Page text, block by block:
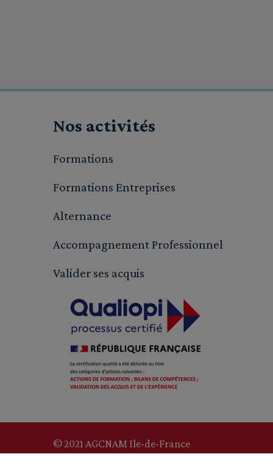
Nos activités
Formations
Formations Entreprises
Alternance
Accompagnement Professionnel
Valider ses acquis
© 2021 AGCNAM Ile-de-France